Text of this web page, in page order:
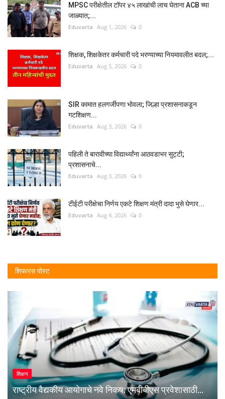
MPSC परीक्षेतील टॉपर ४५ लाखांची लाच घेताना ACB च्या
जाळ्यात;...
Eduvarta Aug 1, 2026 0
शिक्षक, शिक्षकेतर कर्मचारी पदे भरण्याच्या नियमावलीत बदल;...
Eduvarta Aug 5, 2026 0
SIR कामात हलगर्जीपणा भोवला; जिल्हा प्रशासनाकडून
गटशिक्षण...
Eduvarta Aug 3, 2026 0
पहिली ते बारावीच्या विद्यार्थ्यांना आठवडाभर सुट्टी;
प्रशासनाचे...
Eduvarta Aug 3, 2026 0
टीईटी परीक्षेचा निर्णय एकटे शिक्षण मंत्री दादा भुसे घेणार...
Eduvarta Aug 4, 2026 0
शिफारस पोस्ट
शिक्षण
राष्ट्रीय वैद्यकीय आयोगाचे नवे निकष: एमबीबीएस प्रवेशासाठी...